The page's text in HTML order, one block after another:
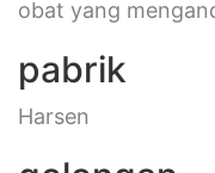
obat yang
pabrik
Harsen